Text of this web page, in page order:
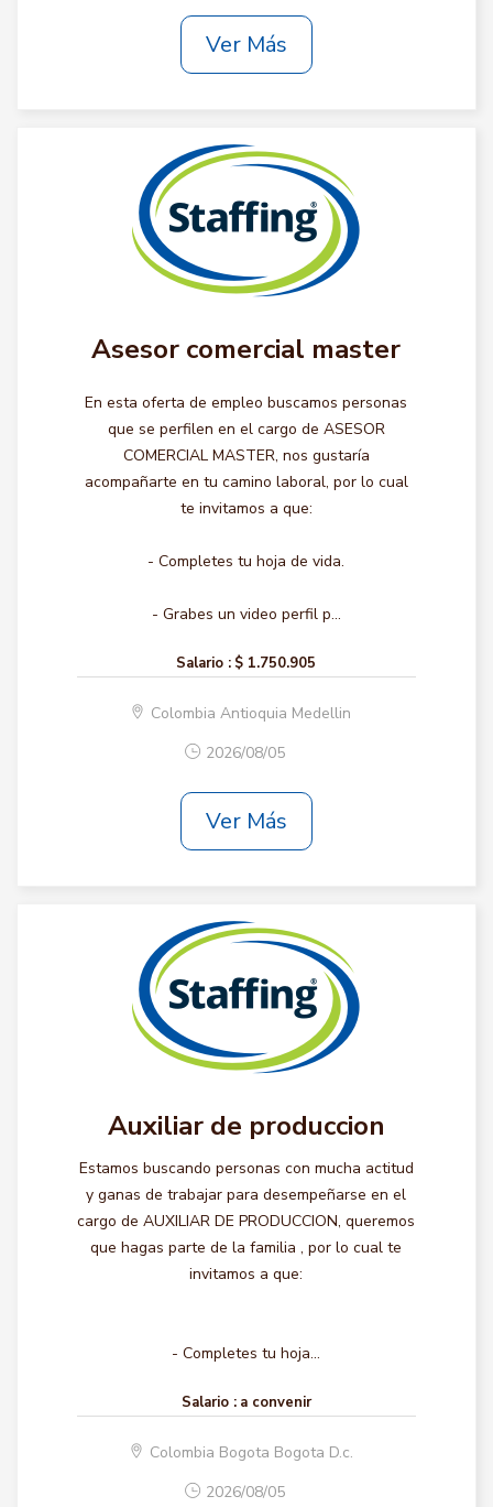
Ver Más
Asesor comercial master
En esta oferta de empleo buscamos personas
que se perfilen en el cargo de ASESOR
COMERCIAL MASTER, nos gustaría
acompañarte en tu camino laboral, por lo cual
te invitamos a que:
- Completes tu hoja de vida.
- Grabes un video perfil p...
Salario : $ 1.750.905
Colombia Antioquia Medellin
2026/08/05
Ver Más
Auxiliar de produccion
Estamos buscando personas con mucha actitud
y ganas de trabajar para desempeñarse en el
cargo de AUXILIAR DE PRODUCCION, queremos
que hagas parte de la familia , por lo cual te
invitamos a que:
- Completes tu hoja...
Salario : a convenir
Colombia Bogota Bogota D.c.
2026/08/05